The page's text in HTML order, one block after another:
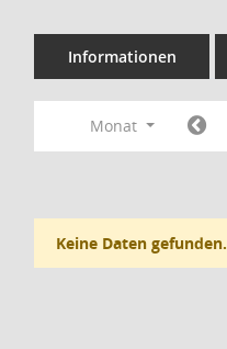
Informationen
Monat
Keine Daten gefunden.